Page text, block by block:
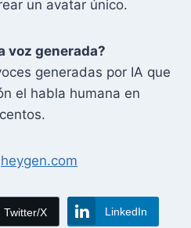
un avatar único.
voz generada?
generadas por IA que
el habla humana en
heygen.com
Twitter/X LinkedIn